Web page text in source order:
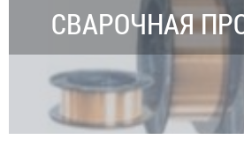
СВАРОЧНАЯ